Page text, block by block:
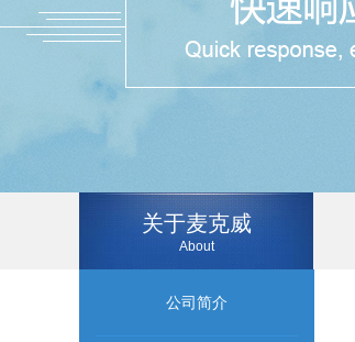
关于麦克威
About
公司简介